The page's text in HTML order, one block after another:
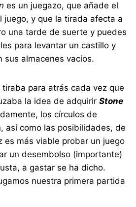
es un juegazo, que añade el
juego, y que la tirada afecta a
una tarde de suerte y puedes
para levantar un castillo y
sus almacenes vacíos.
para atrás cada vez que
la idea de adquirirStone
los círculos de
así como las posibilidades, de
es más viable probar un juego
un desembolso (importante)
a gastar se ha dicho.
nuestra primera partida